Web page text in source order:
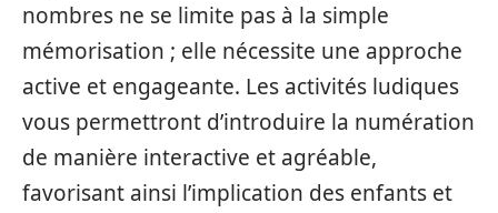
nombres ne se limite pas à la simple
mémorisation ; elle nécessite une approche
active et engageante. Les activités ludiques
vous permettront d’introduire la numération
de manière interactive et agréable,
favorisant ainsi l’implication des enfants et